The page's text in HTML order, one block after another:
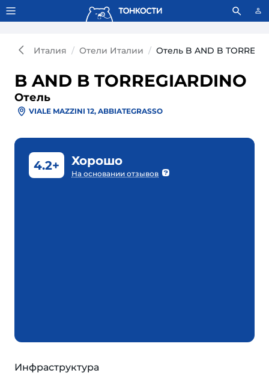
Тонкости используют сookie-файлы. Что это значит?
Италия Отели Италии Отель B AND B
B AND B TORREGIARDINO
Отель
VIALE MAZZINI 12, ABBIATEGRASSO
4.2+ Хорошо
На основании отзывов
Инфраструктура